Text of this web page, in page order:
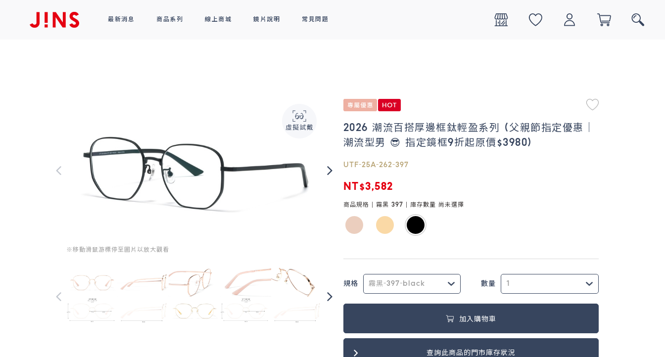
最新消息 商品系列 線上商城
R!M BY J!NS
彩色隱形眼鏡
鏡片說明 常見問題 0
※移動滑鼠游標停至圖片以放大觀看
2026 潮流百搭厚邊框鈦輕盈系列 (父親節指定優惠｜
潮流型男 😎 指定鏡框9折起原價$3980)
UTF-25A-262-397
NT$3,582
商品規格 | 霧黑 397 | 庫存數量 尚未選擇
規格 數量
加入購物車
查詢此商品的門市庫存狀況